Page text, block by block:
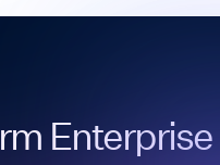
Enterprise